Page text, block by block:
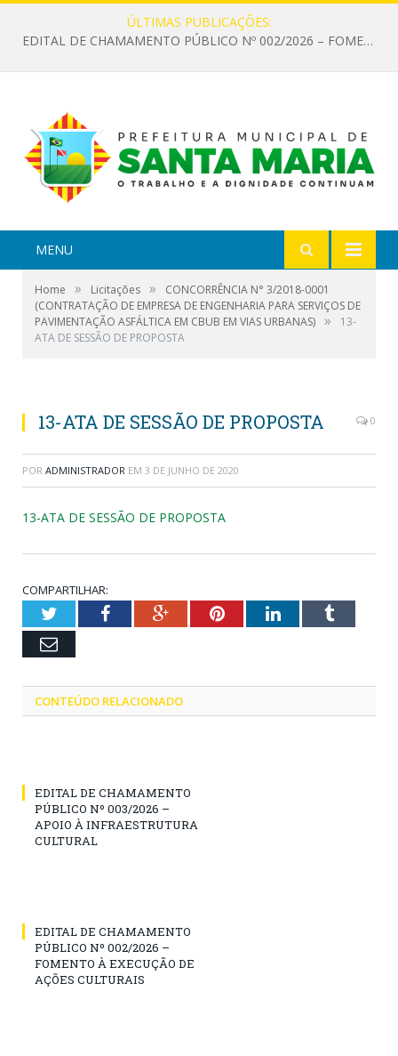
ÚLTIMAS PUBLICAÇÕES:
EDITAL DE CHAMAMENTO PÚBLICO Nº 002/2026 – FOMENTO À EXECUÇÃO DE AÇÕES CULTURAIS
MENU
Home » Licitações »
CONCORRÊNCIA N° 3/2018-0001
(CONTRATAÇÃO DE EMPRESA DE ENGENHARIA PARA SERVIÇOS DE
PAVIMENTAÇÃO ASFÁLTICA EM CBUB EM VIAS URBANAS) »
13-
ATA DE SESSÃO DE PROPOSTA
13-ATA DE SESSÃO DE PROPOSTA 0
POR ADMINISTRADOR EM 3 DE JUNHO DE 2020
13-ATA DE SESSÃO DE PROPOSTA
COMPARTILHAR:
TwitterFacebookGoogle+PinterestLinkedInTumblr
Email
CONTEÚDO RELACIONADO
EDITAL DE CHAMAMENTO
PÚBLICO Nº 003/2026 –
APOIO À INFRAESTRUTURA
CULTURAL
EDITAL DE CHAMAMENTO
PÚBLICO Nº 002/2026 –
FOMENTO À EXECUÇÃO DE
AÇÕES CULTURAIS